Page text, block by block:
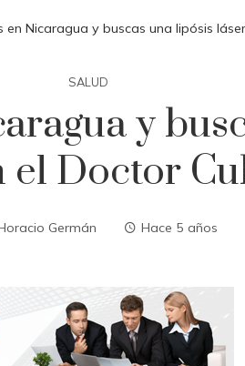
en Nicaragua y buscas una lipósis
SALUD
y
el Doctor
Germán Hace 5 años